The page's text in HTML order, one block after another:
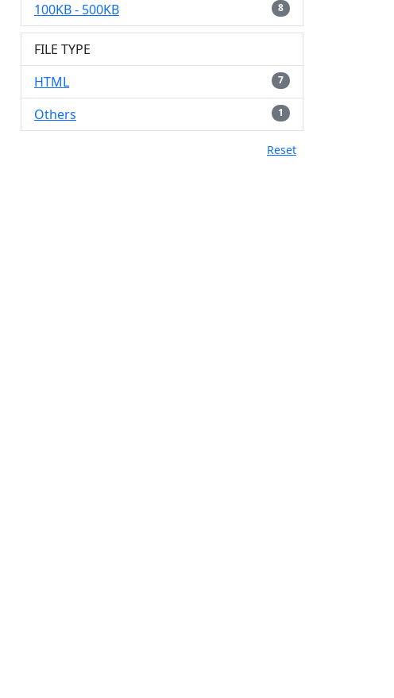
100KB - 500KB
8
FILE TYPE
HTML
7
Others 1
Reset